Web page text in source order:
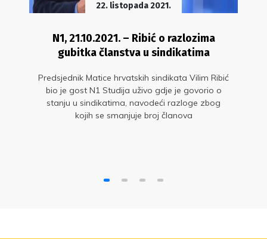
22. listopada 2021.
N1, 21.10.2021. – Ribić o razlozima
gubitka članstva u sindikatima
Predsjednik Matice hrvatskih sindikata Vilim Ribić
bio je gost N1 Studija uživo gdje je govorio o
stanju u sindikatima, navodeći razloge zbog
kojih se smanjuje broj članova